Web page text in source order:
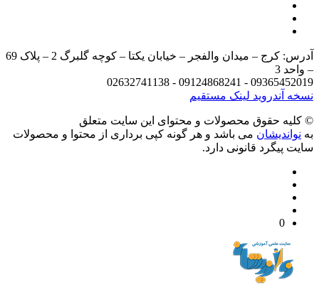
آدرس: کرج – میدان والفجر – خیابان یکتا – کوچه گلبرگ 2 – پلاک 69
3
09365452019 - 09124868241 -
آندرویدلینک مستقیم
حقوق محصولات و محتوای اين سایت متعلق
می باشد و هر گونه کپی برداری از محتوا و محصولات
پیگرد قانونی دارد.